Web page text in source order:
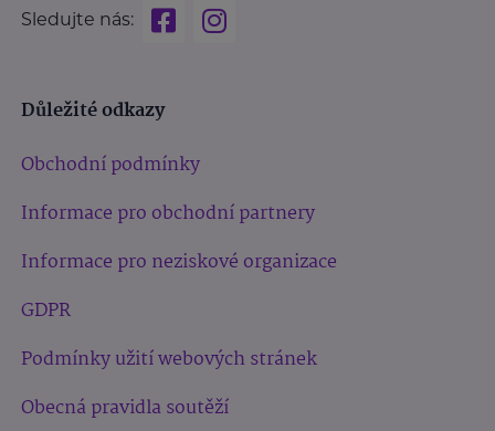
Sledujte nás:
Důležité odkazy
Obchodní podmínky
Informace pro obchodní partnery
Informace pro neziskové organizace
GDPR
Podmínky užití webových stránek
Obecná pravidla soutěží